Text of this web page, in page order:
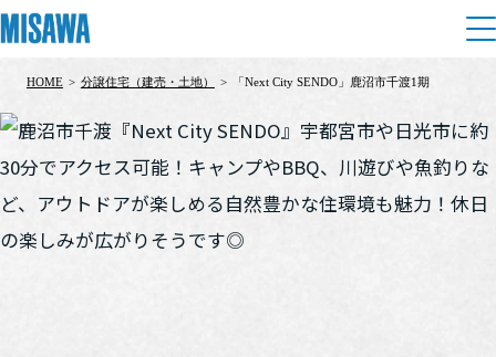
住まい
建てる [注文住宅]
商品ラインアップ
土地活用
個人のお客さま
リフォーム
HOME> 分譲住宅（建売・土地） > 「Next City SENDO」鹿沼市千渡1期